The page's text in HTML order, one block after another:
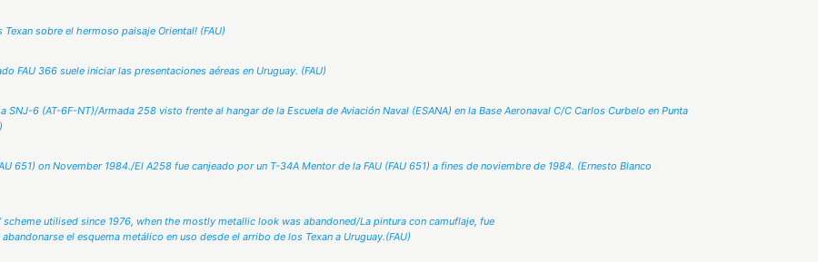
sobre el hermoso paisaje Oriental! (FAU)
FAU 366 suele iniciar las presentaciones aéreas en Uruguay. (FAU)
SNJ-6 (AT-6F-NT)/Armada 258 visto frente al hangar de la Escuela de Aviación Naval (ESANA) en la Base Aeronaval C/C Carlos Curbelo en Punta
651) on November 1984./El A258 fue canjeado por un T-34A Mentor de la FAU (FAU 651) a fines de noviembre de 1984. (Ernesto Blanco
scheme utilised since 1976, when the mostly metallic look was abandoned/La pintura con camuflaje, fue
el esquema metálico en uso desde el arribo de los Texan a Uruguay.(FAU)